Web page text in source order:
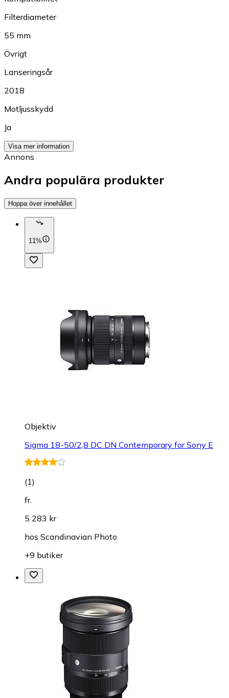
Filterdiameter
55 mm
Övrigt
Lanseringsår
2018
Motljusskydd
Ja
Visa mer information
Annons
Andra populära produkter
Hoppa över innehållet
11%
Objektiv
Sigma 18-50/2,8 DC DN Contemporary for Sony E
(1)
fr.
5 283 kr
hos Scandinavian Photo
+9 butiker